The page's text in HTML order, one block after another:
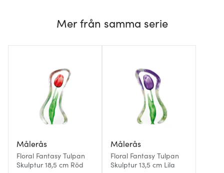
Mer från samma serie
Målerås
Floral Fantasy Tulpan
Skulptur 18,5 cm Röd
Målerås
Floral Fantasy Tulpan
Skulptur 13,5 cm Lila